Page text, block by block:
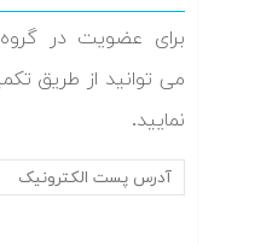
برای عضویت در گروه
می توانید از طریق
نمایید.